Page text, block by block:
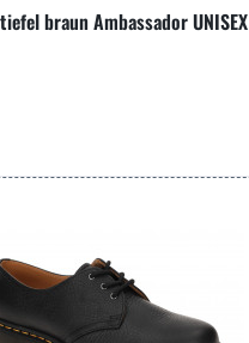
braun Ambassador UNISEX